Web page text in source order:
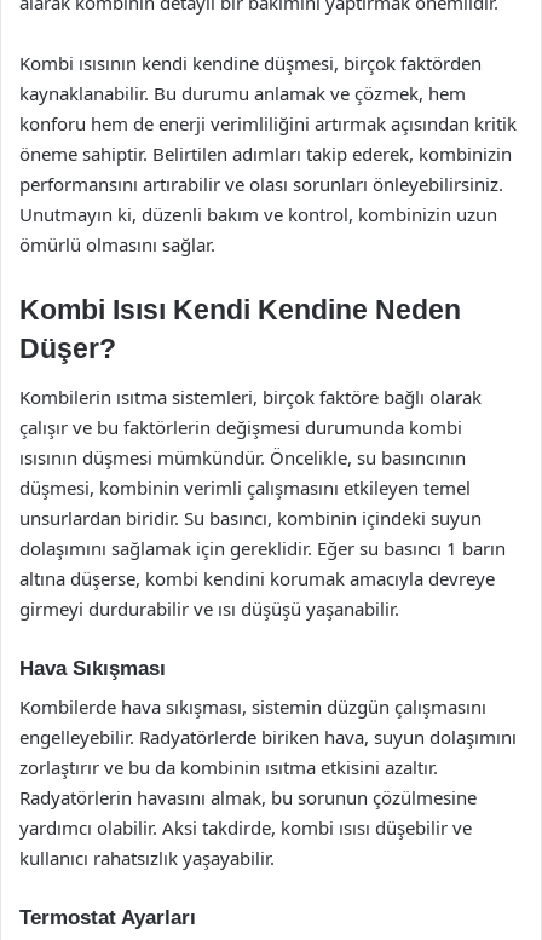
Kombi ısısının kendi kendine düşmesi, birçok faktörden
kaynaklanabilir. Bu durumu anlamak ve çözmek, hem
konforu hem de enerji verimliliğini artırmak açısından kritik
öneme sahiptir. Belirtilen adımları takip ederek, kombinizin
performansını artırabilir ve olası sorunları önleyebilirsiniz.
Unutmayın ki, düzenli bakım ve kontrol, kombinizin uzun
ömürlü olmasını sağlar.
Kombi Isısı Kendi Kendine Neden
Düşer?
Kombilerin ısıtma sistemleri, birçok faktöre bağlı olarak
çalışır ve bu faktörlerin değişmesi durumunda kombi
ısısının düşmesi mümkündür. Öncelikle, su basıncının
düşmesi, kombinin verimli çalışmasını etkileyen temel
unsurlardan biridir. Su basıncı, kombinin içindeki suyun
dolaşımını sağlamak için gereklidir. Eğer su basıncı 1 barın
altına düşerse, kombi kendini korumak amacıyla devreye
girmeyi durdurabilir ve ısı düşüşü yaşanabilir.
Hava Sıkışması
Kombilerde hava sıkışması, sistemin düzgün çalışmasını
engelleyebilir. Radyatörlerde biriken hava, suyun dolaşımını
zorlaştırır ve bu da kombinin ısıtma etkisini azaltır.
Radyatörlerin havasını almak, bu sorunun çözülmesine
yardımcı olabilir. Aksi takdirde, kombi ısısı düşebilir ve
kullanıcı rahatsızlık yaşayabilir.
Termostat Ayarları